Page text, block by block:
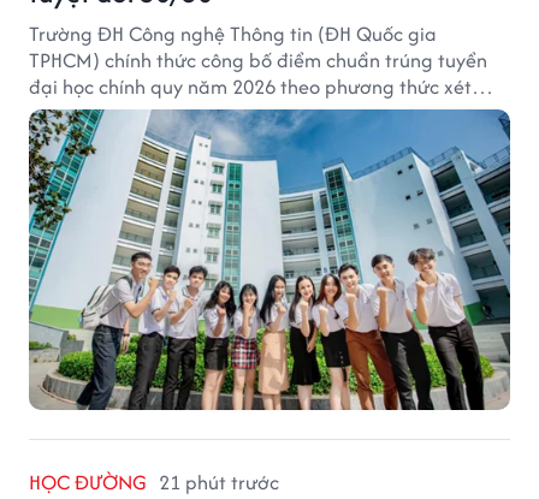
Trường ĐH Công nghệ Thông tin (ĐH Quốc gia
TPHCM) chính thức công bố điểm chuẩn trúng tuyển
đại học chính quy năm 2026 theo phương thức xét
tuyển tổng hợp.
HỌC ĐƯỜNG 21 phút trước